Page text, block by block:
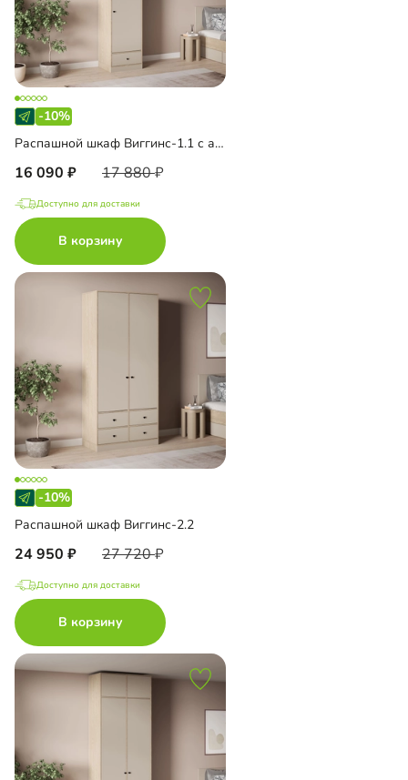
-10%
Распашной шкаф Виггинс-1.1 с антресолью
16 090 17 880
Доступно для доставки
В корзину
-10%
Распашной шкаф Виггинс-2.2
24 950 27 720
Доступно для доставки
В корзину